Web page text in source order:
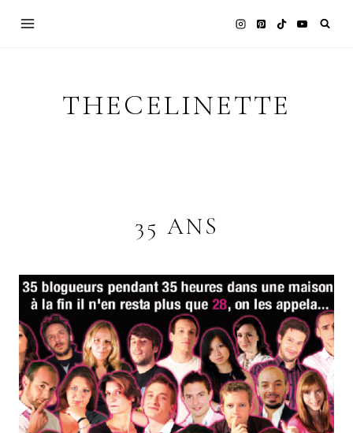
THECELINETTE
35 ANS